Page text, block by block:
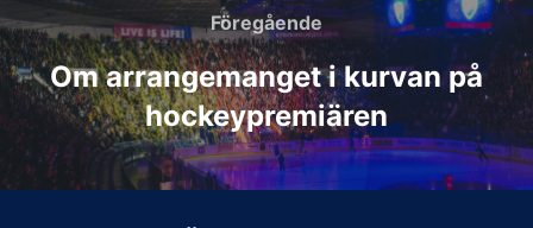
Föregående
Föregående
Om arrangemanget i kurvan på
hockeypremiären